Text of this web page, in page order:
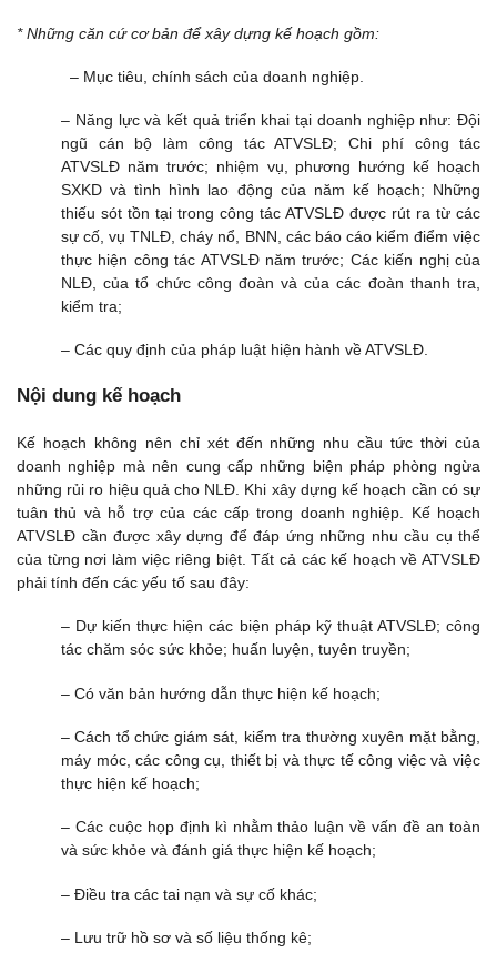
* Những căn cứ cơ bản để xây dựng kế hoạch gồm:
– Mục tiêu, chính sách của doanh nghiệp.
– Năng lực và kết quả triển khai tại doanh nghiệp như: Đội
ngũ cán bộ làm công tác ATVSLĐ; Chi phí công tác
ATVSLĐ năm trước; nhiệm vụ, phương hướng kế hoạch
SXKD và tình hình lao động của năm kế hoạch; Những
thiếu sót tồn tại trong công tác ATVSLĐ được rút ra từ các
sự cố, vụ TNLĐ, cháy nổ, BNN, các báo cáo kiểm điểm việc
thực hiện công tác ATVSLĐ năm trước; Các kiến nghị của
NLĐ, của tổ chức công đoàn và của các đoàn thanh tra,
kiểm tra;
– Các quy định của pháp luật hiện hành về ATVSLĐ.
Nội dung kế hoạch
Kế hoạch không nên chỉ xét đến những nhu cầu tức thời của
doanh nghiệp mà nên cung cấp những biện pháp phòng ngừa
những rủi ro hiệu quả cho NLĐ. Khi xây dựng kế hoạch cần có sự
tuân thủ và hỗ trợ của các cấp trong doanh nghiệp. Kế hoạch
ATVSLĐ cần được xây dựng để đáp ứng những nhu cầu cụ thể
của từng nơi làm việc riêng biệt. Tất cả các kế hoạch về ATVSLĐ
phải tính đến các yếu tố sau đây:
– Dự kiến thực hiện các biện pháp kỹ thuật ATVSLĐ; công
tác chăm sóc sức khỏe; huấn luyện, tuyên truyền;
– Có văn bản hướng dẫn thực hiện kế hoạch;
– Cách tổ chức giám sát, kiểm tra thường xuyên mặt bằng,
máy móc, các công cụ, thiết bị và thực tế công việc và việc
thực hiện kế hoạch;
– Các cuộc họp định kì nhằm thảo luận về vấn đề an toàn
và sức khỏe và đánh giá thực hiện kế hoạch;
– Điều tra các tai nạn và sự cố khác;
– Lưu trữ hồ sơ và số liệu thống kê;